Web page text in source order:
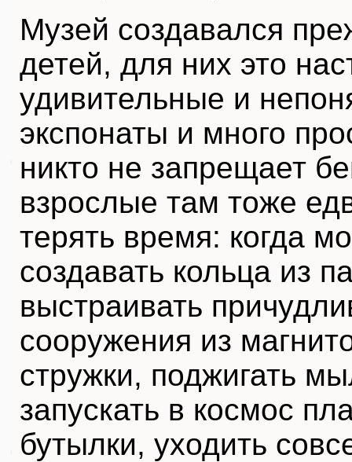
Музей создавался
детей, для них это
удивительные и
экспонаты и много
никто не запрещает
взрослые там тоже
терять время: когда
создавать кольца из
выстраивать
сооружения из
стружки, поджигать
запускать в космос
бутылки, уходить